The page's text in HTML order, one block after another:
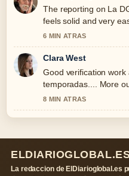
The reporting on La
feels solid and very
6 MIN ATRAS
Clara West
Good verification
temporadas.... More
8 MIN ATRAS
La redaccion de ElDiarioglobal.es